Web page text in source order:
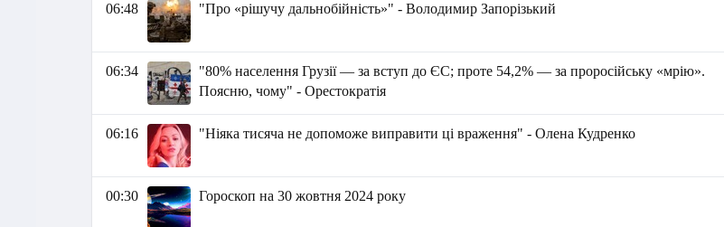
06:48 "Про «рішучу дальнобійність»" - Володимир Запорізький
06:34
"80% населення Грузії — за вступ до ЄС; проте 54,2% — за проросійську «мрію».
Поясню, чому" - Орестократія
06:16 "Ніяка тисяча не допоможе виправити ці враження" - Олена Кудренко
00:30 Гороскоп на 30 жовтня 2024 року